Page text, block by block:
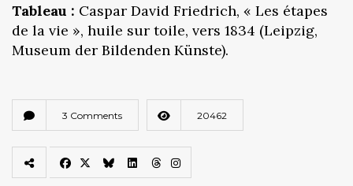
Tableau : Caspar David Friedrich, « Les étapes
de la vie », huile sur toile, vers 1834 (Leipzig,
Museum der Bildenden Künste).
3 Comments 20462